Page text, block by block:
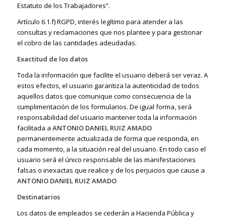
Estatuto de los Trabajadores”.
Artículo 6.1.f) RGPD, interés legítimo para atender a las
consultas y reclamaciones que nos plantee y para gestionar
el cobro de las cantidades adeudadas.
Exactitud de los datos
Toda la información que facilite el usuario deberá ser veraz. A
estos efectos, el usuario garantiza la autenticidad de todos
aquellos datos que comunique como consecuencia de la
cumplimentación de los formularios. De igual forma, será
responsabilidad del usuario mantener toda la información
facilitada a ANTONIO DANIEL RUIZ AMADO
permanentemente actualizada de forma que responda, en
cada momento, a la situación real del usuario. En todo caso el
usuario será el único responsable de las manifestaciones
falsas o inexactas que realice y de los perjuicios que cause a
ANTONIO DANIEL RUIZ AMADO
Destinatarios
Los datos de empleados se cederán a Hacienda Pública y